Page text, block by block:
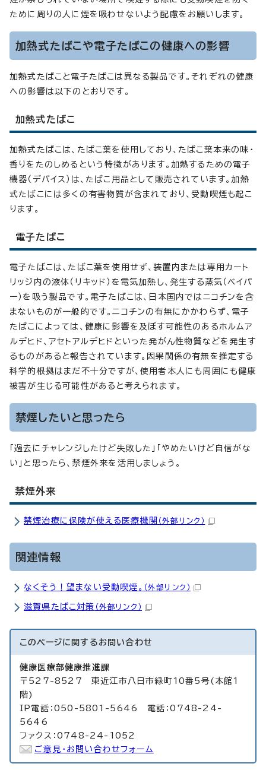
ために周りの人に煙を吸わせないよう配慮をお願いします。
加熱式たばこや電子たばこの健康への影響
加熱式たばこと電子たばこは異なる製品です。それぞれの健康
への影響は以下のとおりです。
加熱式たばこ
加熱式たばこは、たばこ葉を使用しており、たばこ葉本来の味・
香りをたのしめるという特徴があります。加熱するための電子
機器（デバイス）は、たばこ用品として販売されています。加熱
式たばこには多くの有害物質が含まれており、受動喫煙も起こ
ります。
電子たばこ
電子たばこは、たばこ葉を使用せず、装置内または専用カート
リッジ内の液体（リキッド）を電気加熱し、発生する蒸気（ベイパ
ー）を吸う製品です。電子たばこは、日本国内ではニコチンを含
まないものが一般的です。ニコチンの有無にかかわらず、電子
たばこによっては、健康に影響を及ぼす可能性のあるホルムア
ルデヒド、アセトアルデヒドといった発がん性物質などを発生す
るものがあると報告されています。因果関係の有無を推定する
科学的根拠はまだ不十分ですが、使用者本人にも周囲にも健康
被害が生じる可能性があると考えられます。
禁煙したいと思ったら
「過去にチャレンジしたけど失敗した」「やめたいけど自信がな
い」と思ったら、禁煙外来を活用しましょう。
禁煙外来
禁煙治療に保険が使える医療機関 （外部リンク）
関連情報
なくそう！望まない受動喫煙。 （外部リンク）
滋賀県たばこ対策 （外部リンク）
このページに関する お問い合わせ
健康医療部健康推進課
〒527-8527 東近江市八日市緑町10番5号(本館1
階)
IP電話：050-5801-5646 電話：0748-24-
5646
ファクス：0748-24-1052
ご意見・お問い合わせフォーム